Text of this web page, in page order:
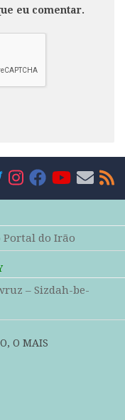
eu comentar.
Portal do Irão
– Sizdah-be-
O MAIS